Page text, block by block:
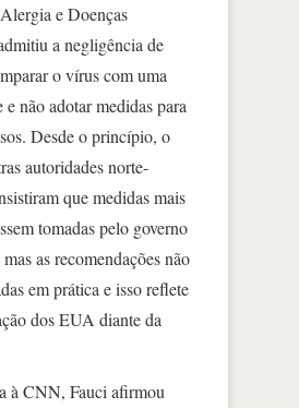
e Doenças
a negligência de
o vírus com uma
não adotar medidas para
Desde o princípio, o
autoridades norte-
que medidas mais
tomadas pelo governo
as recomendações não
em prática e isso reflete
dos EUA diante da
à CNN, Fauci afirmou